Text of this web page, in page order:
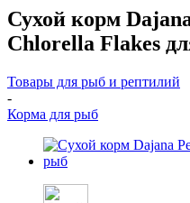
Сухой корм
Chlorella Flakes
Товары для рыб и рептилий
-
Корма для рыб